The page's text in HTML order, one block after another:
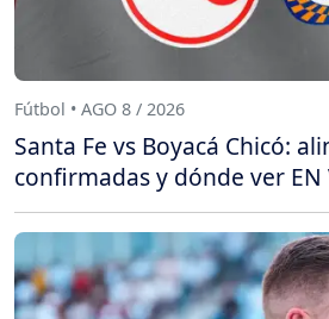
Fútbol • AGO 8 / 2026
Santa Fe vs Boyacá Chicó:
confirmadas y dónde ver EN